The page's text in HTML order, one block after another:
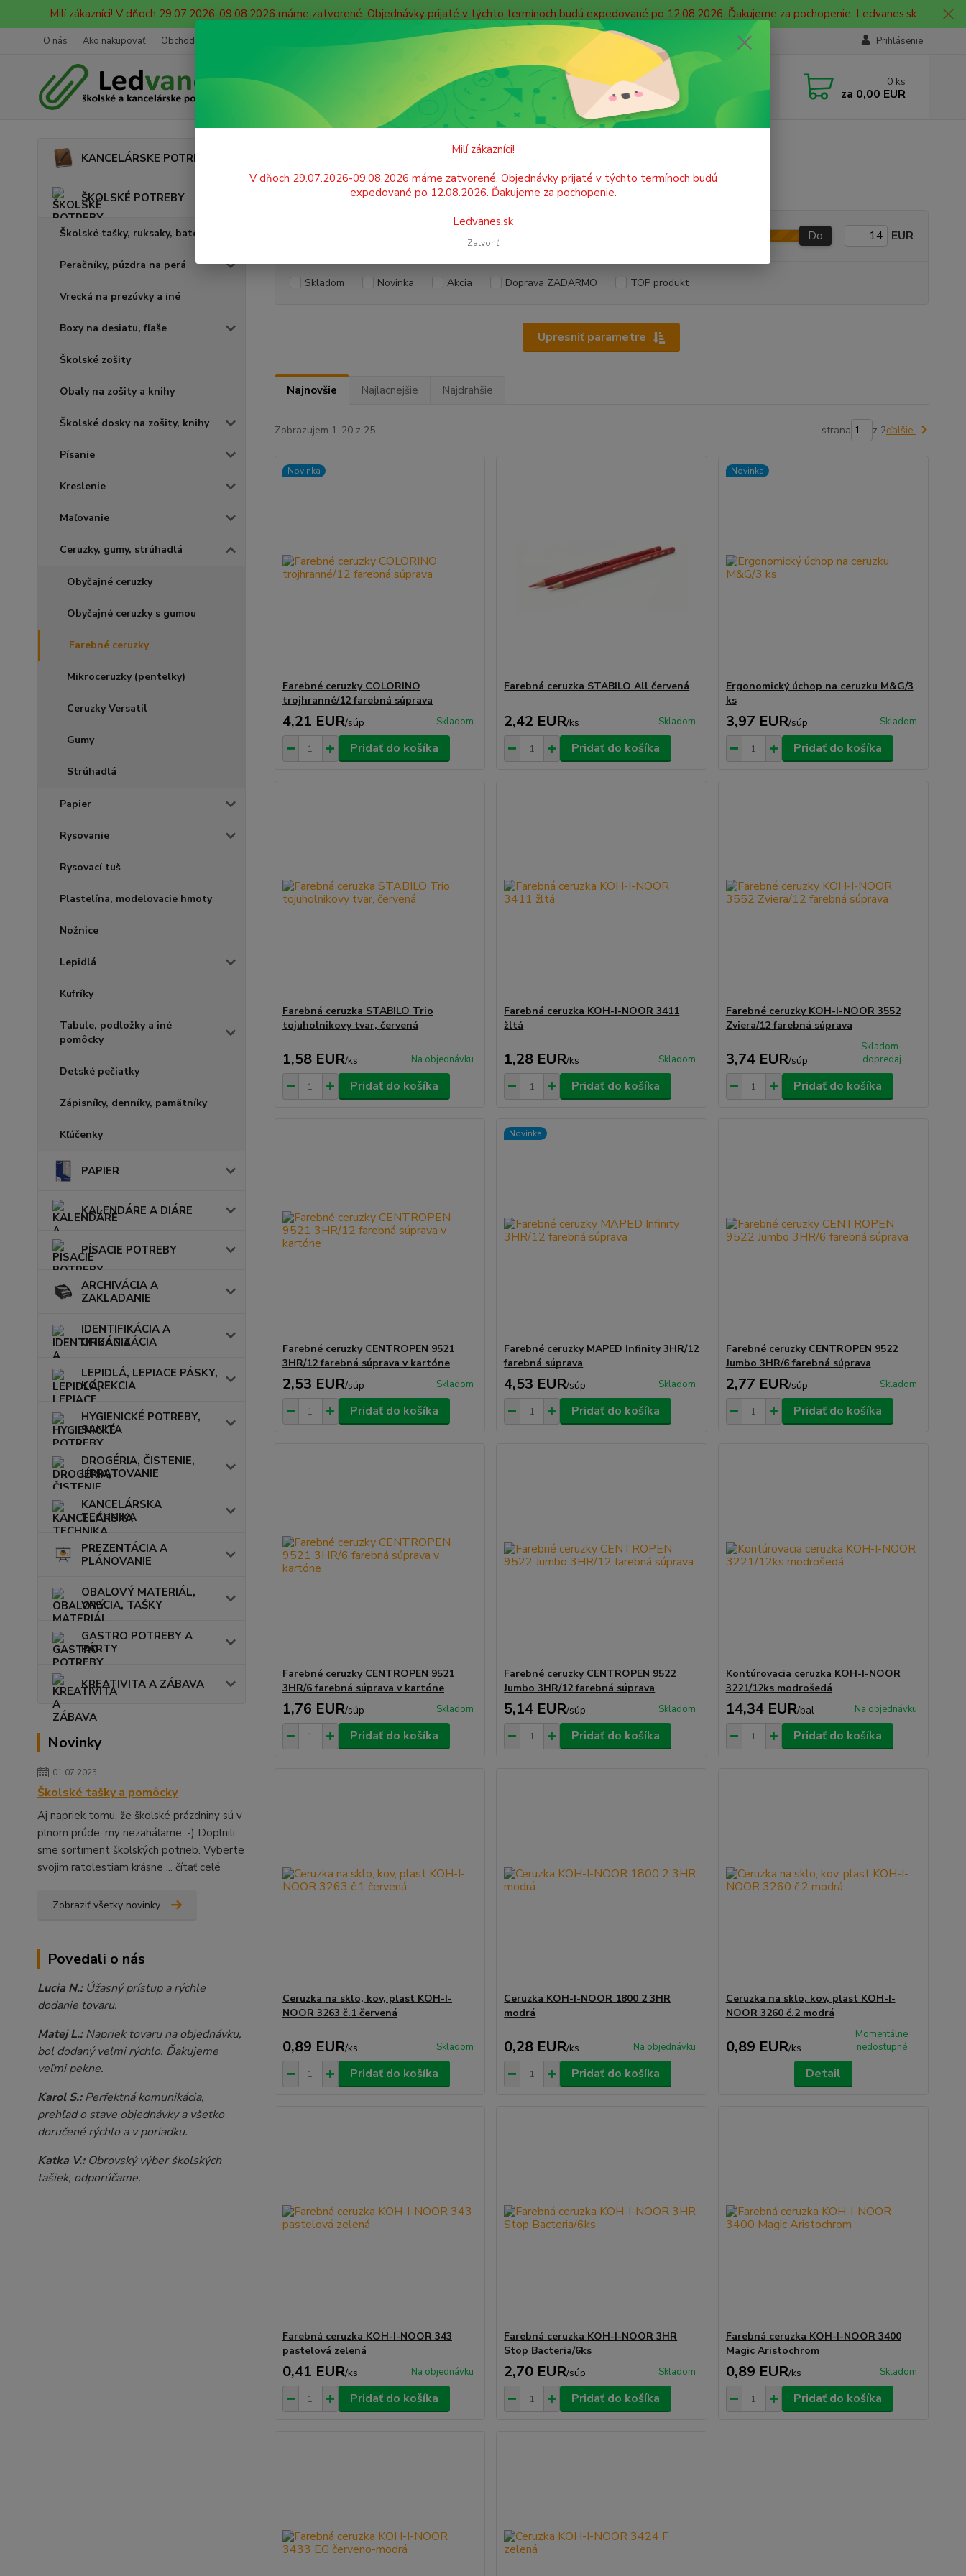
Milí zákazníci! V dňoch 29.07.2026-09.08.2026 máme zatvorené. Objednávky prijaté v týchto termínoch budú expedované po 12.08.2026. Ďakujeme za pochopenie. Ledvanes.sk
O nás Ako nakupovať Obchodné podmienky Ochrana osobných údajov Doprava Prihlásenie
Hľadať
Neviete si rady? Zavolajte.
+421 908 755 958
Po. - Pia. od 9:00 hod. - 16:00 hod.
0 ks
za 0,00 EUR
KANCELÁRSKE POTREBY
ŠKOLSKÉ POTREBY
Školské tašky, ruksaky, batohy
Peračníky, púzdra na perá
Vrecká na prezúvky a iné
Boxy na desiatu, fľaše
Školské zošity
Obaly na zošity a knihy
Školské dosky na zošity, knihy
Písanie
Kreslenie
Maľovanie
Ceruzky, gumy, strúhadlá
Obyčajné ceruzky
Obyčajné ceruzky s gumou
Farebné ceruzky
Mikroceruzky (pentelky)
Ceruzky Versatil
Gumy
Strúhadlá
Papier
Rysovanie
Rysovací tuš
Plastelína, modelovacie hmoty
Nožnice
Lepidlá
Kufríky
Tabule, podložky a iné
pomôcky
Detské pečiatky
Zápisníky, denníky, pamätníky
Kľúčenky
PAPIER
KALENDÁRE A DIÁRE
PÍSACIE POTREBY
ARCHIVÁCIA A
ZAKLADANIE
IDENTIFIKÁCIA A
ORGANIZÁCIA
LEPIDLÁ, LEPIACE PÁSKY,
KOREKCIA
HYGIENICKÉ POTREBY,
SANITA
DROGÉRIA, ČISTENIE,
UPRATOVANIE
KANCELÁRSKA
TECHNIKA
PREZENTÁCIA A
PLÁNOVANIE
OBALOVÝ MATERIÁL,
VRECIA, TAŠKY
GASTRO POTREBY A
PÁRTY
KREATIVITA A ZÁBAVA
Novinky
01.07.2025
Školské tašky a pomôcky
Aj napriek tomu, že školské prázdniny sú v
plnom prúde, my nezaháľame :-) Doplnili
sme sortiment školských potrieb. Vyberte
svojim ratolestiam krásne ... čítať celé
Zobraziť všetky novinky
Povedali o nás
Lucia N.:Úžasný prístup a rýchle
dodanie tovaru.
Matej L.:Napriek tovaru na objednávku,
bol dodaný veľmi rýchlo. Ďakujeme
veľmi pekne.
Karol S.:Perfektná komunikácia,
prehľad o stave objednávky a všetko
doručené rýchlo a v poriadku.
Katka V.: Obrovský výber školských
tašiek, odporúčame.
Ceruzky, gumy, strúhadlá
Farebné ceruzky
Upresniť parametre
Do EUR
Skladom Novinka Akcia Doprava ZADARMO TOP produkt
Najnovšie Najlacnejšie Najdrahšie
Zobrazujem 1-20 z 25 strana z 2ďalšie
Novinka
Farebné ceruzky COLORINO
trojhranné/12 farebná súprava
4,21 EUR/súp Skladom
Pridať do košíka
Farebná ceruzka STABILO All červená
2,42 EUR/ks Skladom
Pridať do košíka
Novinka
Ergonomický úchop na ceruzku M&G/3
ks
3,97 EUR/súp Skladom
Pridať do košíka
Farebná ceruzka STABILO Trio
tojuholnikovy tvar, červená
1,58 EUR/ks Na objednávku
Pridať do košíka
Farebná ceruzka KOH-I-NOOR 3411
žltá
1,28 EUR/ks Skladom
Pridať do košíka
Farebné ceruzky KOH-I-NOOR 3552
Zviera/12 farebná súprava
3,74 EUR/súp
Skladom-
dopredaj
Pridať do košíka
Farebné ceruzky CENTROPEN 9521
3HR/12 farebná súprava v kartóne
2,53 EUR/súp Skladom
Pridať do košíka
Novinka
Farebné ceruzky MAPED Infinity 3HR/12
farebná súprava
4,53 EUR/súp Skladom
Pridať do košíka
Farebné ceruzky CENTROPEN 9522
Jumbo 3HR/6 farebná súprava
2,77 EUR/súp Skladom
Pridať do košíka
Farebné ceruzky CENTROPEN 9521
3HR/6 farebná súprava v kartóne
1,76 EUR/súp Skladom
Pridať do košíka
Farebné ceruzky CENTROPEN 9522
Jumbo 3HR/12 farebná súprava
5,14 EUR/súp Skladom
Pridať do košíka
Kontúrovacia ceruzka KOH-I-NOOR
3221/12ks modrošedá
14,34 EUR/bal Na objednávku
Pridať do košíka
Ceruzka na sklo, kov, plast KOH-I-
NOOR 3263 č.1 červená
0,89 EUR/ks Skladom
Pridať do košíka
Ceruzka KOH-I-NOOR 1800 2 3HR
modrá
0,28 EUR/ks Na objednávku
Pridať do košíka
Ceruzka na sklo, kov, plast KOH-I-
NOOR 3260 č.2 modrá
0,89 EUR/ks
Momentálne
nedostupné
Detail
Farebná ceruzka KOH-I-NOOR 343
pastelová zelená
0,41 EUR/ks Na objednávku
Pridať do košíka
Farebná ceruzka KOH-I-NOOR 3HR
Stop Bacteria/6ks
2,70 EUR/súp Skladom
Pridať do košíka
Farebná ceruzka KOH-I-NOOR 3400
Magic Aristochrom
0,89 EUR/ks Skladom
Pridať do košíka
Milí zákazníci!
V dňoch 29.07.2026-09.08.2026 máme zatvorené. Objednávky prijaté v týchto termínoch budú
expedované po 12.08.2026. Ďakujeme za pochopenie.
Ledvanes.sk
Zatvoriť